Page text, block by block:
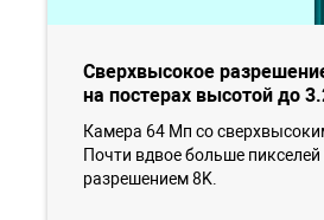
Сверхвысокое
на постерах высотой до
Камера 64 Мп со
Почти вдвое больше пикселей
разрешением 8K.